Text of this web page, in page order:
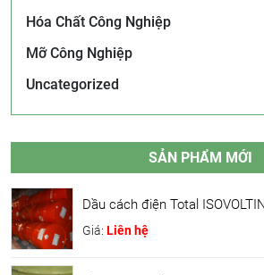
Hóa Chất Công Nghiệp
Mỡ Công Nghiệp
Uncategorized
SẢN PHẨM MỚI
Dầu cách điện Total
Giá: Liên hệ